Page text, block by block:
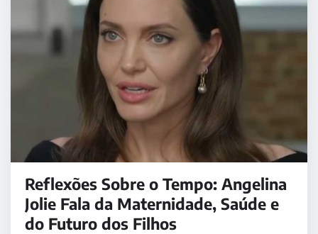
Reflexões Sobre o Tempo: Angelina
Jolie Fala da Maternidade, Saúde e
do Futuro dos Filhos